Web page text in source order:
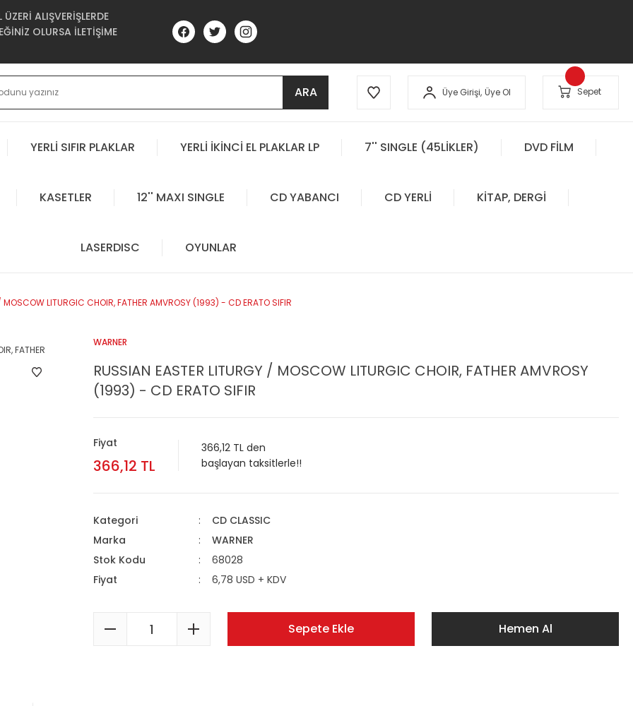
ALIŞVERİŞLERDE
OLURSA İLETİŞİME
ARA Üye Girişi, Üye Ol Sepet
YERLİ SIFIR PLAKLAR YERLİ İKİNCİ EL PLAKLAR LP 7'' SINGLE (45LİKLER) DVD FİLM
KASETLER 12'' MAXI SINGLE CD YABANCI CD YERLİ KİTAP, DERGİ
LASERDISC OYUNLAR
MOSCOW LITURGIC CHOIR, FATHER AMVROSY (1993) - CD ERATO SIFIR
WARNER
RUSSIAN EASTER LITURGY / MOSCOW LITURGIC CHOIR, FATHER AMVROSY
(1993) - CD ERATO SIFIR
Fiyat
366,12 TL
366,12 TL den
başlayan taksitlerle!!
Kategori
CD CLASSIC
Marka
WARNER
Stok Kodu
68028
Fiyat
6,78 USD + KDV
Sepete Ekle Hemen Al